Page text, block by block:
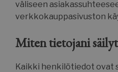
väliseen
verkkokauppasivuston
Miten tietojani
Kaikki henkilötiedot ovat